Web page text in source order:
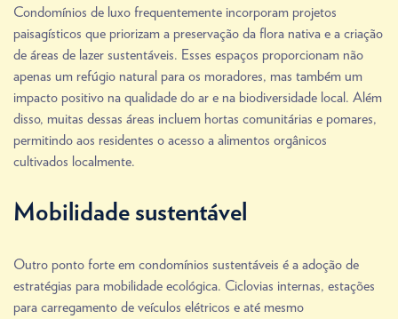
Condomínios de luxo frequentemente incorporam projetos
paisagísticos que priorizam a preservação da flora nativa e a criação
de áreas de lazer sustentáveis. Esses espaços proporcionam não
apenas um refúgio natural para os moradores, mas também um
impacto positivo na qualidade do ar e na biodiversidade local. Além
disso, muitas dessas áreas incluem hortas comunitárias e pomares,
permitindo aos residentes o acesso a alimentos orgânicos
cultivados localmente.
Mobilidade sustentável
Outro ponto forte em condomínios sustentáveis é a adoção de
estratégias para mobilidade ecológica. Ciclovias internas, estações
para carregamento de veículos elétricos e até mesmo